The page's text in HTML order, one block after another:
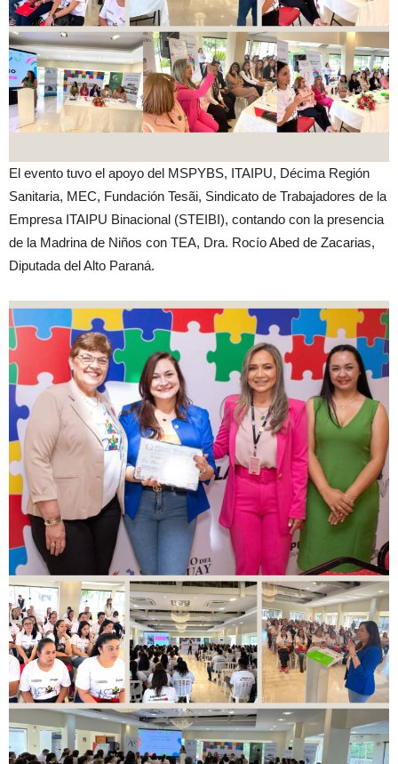
El evento tuvo el apoyo del MSPYBS, ITAIPU, Décima Región
Sanitaria, MEC, Fundación Tesãi, Sindicato de Trabajadores de la
Empresa ITAIPU Binacional (STEIBI), contando con la presencia
de la Madrina de Niños con TEA, Dra. Rocío Abed de Zacarias,
Diputada del Alto Paraná.